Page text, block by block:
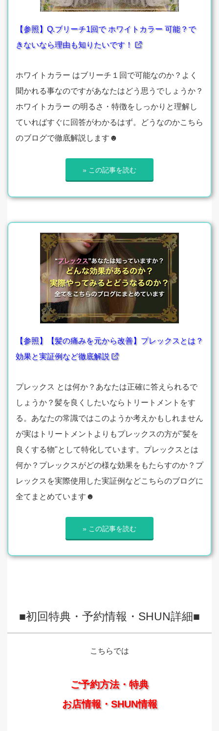
【参照】Q.ブリーチ1回で ホワイトカラー 可能？で
きないなら理由も知りたいです！
ホワイトカラー はブリーチ１回で可能なのか？よく
聞かれる事なのですがあなたはどう思うでしょうか？
ホワイトカラー の明るさ・特徴をしっかりと理解し
ていればすぐに回答がわかるはず。どうなのかこちら
のブログで徹底解説します☻
» この記事を読む
【参照】【髪の痛みを元から改善】プレックスとは？
効果と実証例など徹底解説
プレックス とは何か？あなたは正確に答えられるで
しょうか？髪を良くしたいならトリートメントをす
る。あなたの常識ではこのようか考えかもしれません
が実はトリートメントよりもプレックスの方が"髪を
良くする物"として特化しています。プレックスとは
何か？プレックスがどの様な効果をもたらすのか？プ
レックスを実際使用した実証例などこちらのブログに
全てまとめています☻
» この記事を読む
■初回特典・予約情報・SHUN詳細■
こちらでは
ご予約方法・特典
お店情報・SHUN情報